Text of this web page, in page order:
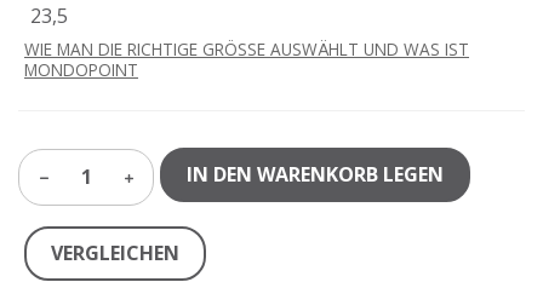
23,5
WIE MAN DIE RICHTIGE GRÖSSE AUSWÄHLT UND WAS IST
MONDOPOINT
1 IN DEN WARENKORB LEGEN
VERGLEICHEN